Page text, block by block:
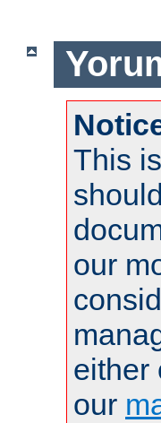
This
our
either
our